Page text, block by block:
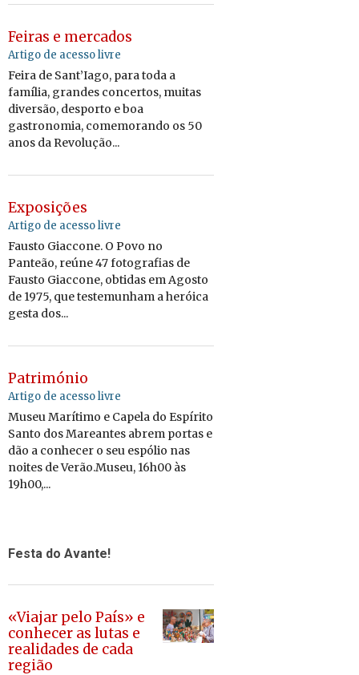
Feiras e mercados
Artigo de acesso livre
Feira de Sant’Iago, para toda a
família, grandes concertos, muitas
diversão, desporto e boa
gastronomia, comemorando os 50
anos da Revolução...
Exposições
Artigo de acesso livre
Fausto Giaccone. O Povo no
Panteão, reúne 47 fotografias de
Fausto Giaccone, obtidas em Agosto
de 1975, que testemunham a heróica
gesta dos...
Património
Artigo de acesso livre
Museu Marítimo e Capela do Espírito
Santo dos Mareantes abrem portas e
dão a conhecer o seu espólio nas
noites de Verão.Museu, 16h00 às
19h00,...
Festa do Avante!
«Viajar pelo País» e
conhecer as lutas e
realidades de cada
região